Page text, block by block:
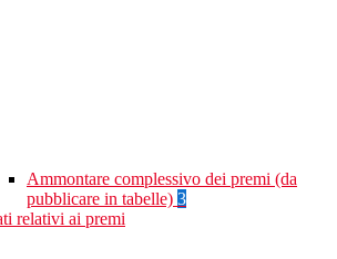
Ammontare complessivo dei premi (da
pubblicare in tabelle) 3
relativi ai premi